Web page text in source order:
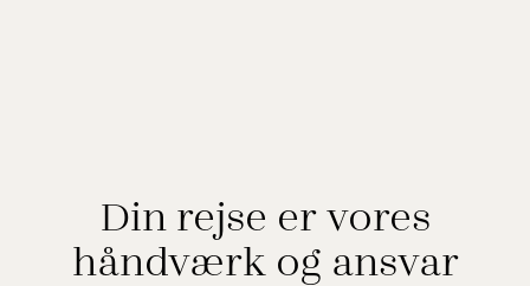
Din rejse er vores
håndværk og ansvar